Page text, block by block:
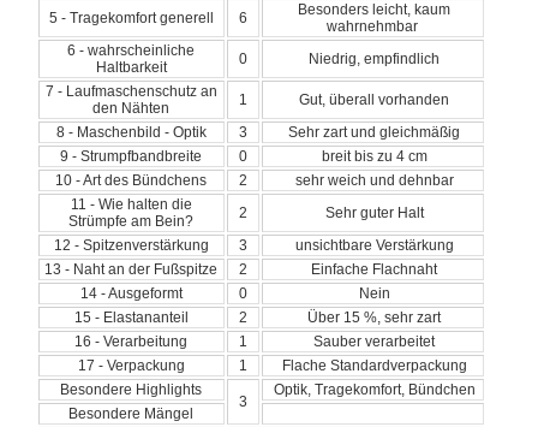
5 - Tragekomfort generell 6
Besonders leicht, kaum
wahrnehmbar
6 - wahrscheinliche
Haltbarkeit
0
Niedrig, empfindlich
7 - Laufmaschenschutz an
den Nähten
1
Gut, überall vorhanden
8 - Maschenbild - Optik
3
Sehr zart und gleichmäßig
9 - Strumpfbandbreite
0
breit bis zu 4 cm
10 - Art des Bündchens
2
sehr weich und dehnbar
11 - Wie halten die
Strümpfe am Bein?
2
Sehr guter Halt
12 - Spitzenverstärkung
3
unsichtbare Verstärkung
13 - Naht an der Fußspitze
2
Einfache Flachnaht
14 - Ausgeformt
0
Nein
15 - Elastananteil
2
Über 15 %, sehr zart
16 - Verarbeitung
1
Sauber verarbeitet
17 - Verpackung
1
Flache Standardverpackung
Besondere Highlights
3
Optik, Tragekomfort, Bündchen
Besondere Mängel